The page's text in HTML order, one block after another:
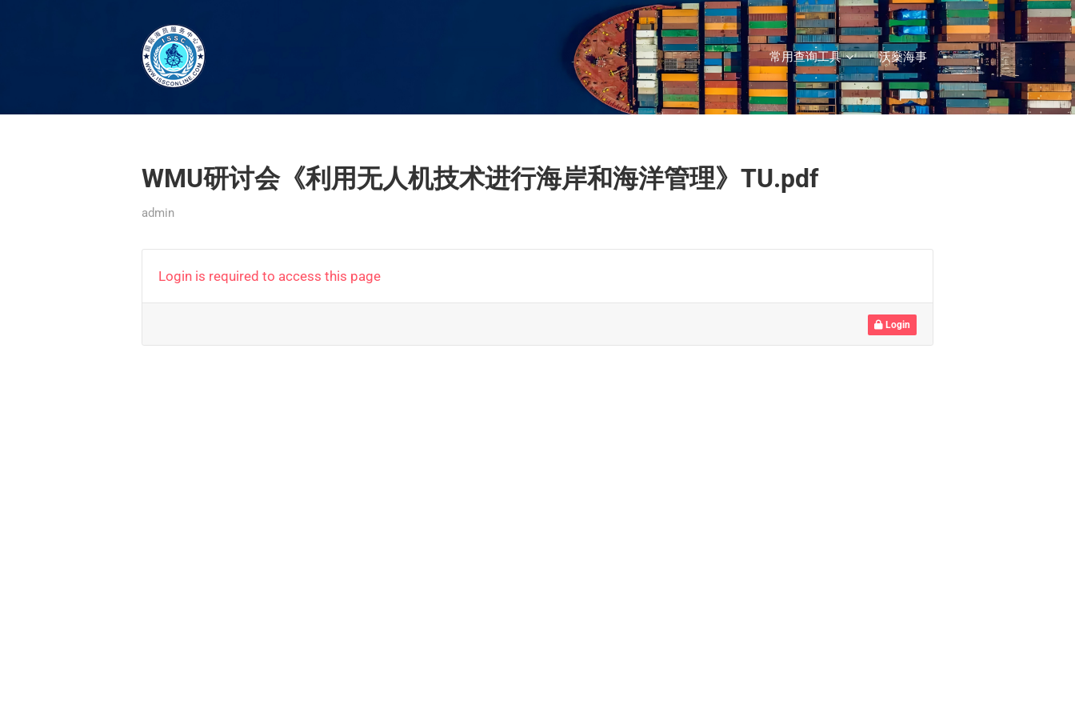
常用查询工具 沃燊海事
WMU研讨会《利用无人机技术进行海岸和海洋管理》TU.pdf
admin
Login is required to access this page
Login